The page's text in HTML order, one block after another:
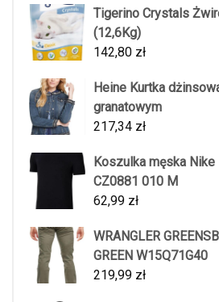
Tigerino Crystals
(12,6Kg)
142,80 zł
Heine Kurtka
granatowym
217,34 zł
Koszulka męska
CZ0881 010 M
62,99 zł
WRANGLER
GREEN W15Q71G40
219,99 zł